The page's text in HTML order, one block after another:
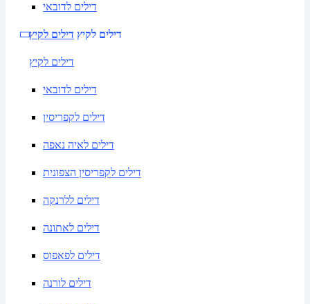
דילים לדובאי
דילים לקיץ דילים לקיץ
דילים לקיץ
דילים לדובאי
דילים לקפריסין
דילים לאיה נאפה
דילים לקפריסין הצפונית
דילים ללרנקה
דילים לאתונה
דילים לפאפוס
דילים לורנה